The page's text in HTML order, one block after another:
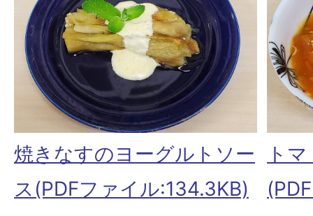
焼きなすのヨーグルトソー
ス(PDFファイル:134.3KB)
ト